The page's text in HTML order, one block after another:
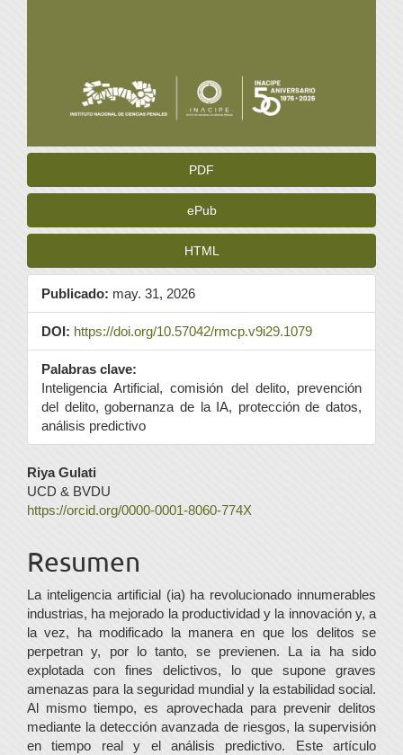
PDF
ePub
HTML
Publicado: may. 31, 2026
DOI: https://doi.org/10.57042/rmcp.v9i29.1079
Palabras clave:
Inteligencia Artificial, comisión del delito, prevención
del delito, gobernanza de la IA, protección de datos,
análisis predictivo
Contenido
principal
artículo
Riya Gulati
UCD & BVDU
https://orcid.org/0000-0001-8060-774X
Resumen
La inteligencia artificial (ia) ha revolucionado innumerables
industrias, ha mejorado la productividad y la innovación y, a
la vez, ha modificado la manera en que los delitos se
perpetran y, por lo tanto, se previenen. La ia ha sido
explotada con fines delictivos, lo que supone graves
amenazas para la seguridad mundial y la estabilidad social.
Al mismo tiempo, es aprovechada para prevenir delitos
mediante la detección avanzada de riesgos, la supervisión
en tiempo real y el análisis predictivo. Este artículo